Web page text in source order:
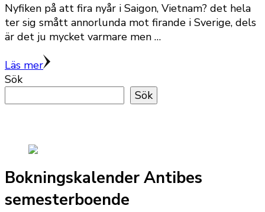
Nyfiken på att fira nyår i Saigon, Vietnam? det hela
ter sig smått annorlunda mot firande i Sverige, dels
är det ju mycket varmare men …
Läs mer
Sök
Sök
Bokningskalender Antibes
semesterboende